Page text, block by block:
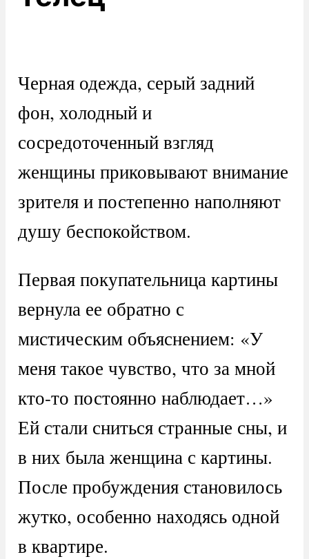
Черная одежда, серый задний
фон, холодный и
сосредоточенный взгляд
женщины приковывают внимание
зрителя и постепенно наполняют
душу беспокойством.
Первая покупательница картины
вернула ее обратно с
мистическим объяснением: «У
меня такое чувство, что за мной
кто-то постоянно наблюдает…»
Ей стали сниться странные сны, и
в них была женщина с картины.
После пробуждения становилось
жутко, особенно находясь одной
в квартире.